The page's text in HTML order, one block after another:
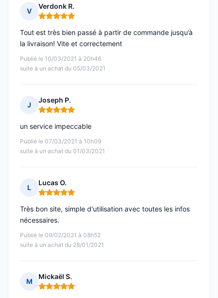
V
Verdonk R.
Note : 5 sur 5
Publié le 10/03/2021 à 20h46
suite à un achat du 05/03/2021
Tout est très bien passé à partir de commande jusqu’à
la livraison! Vite et correctement
J
Joseph P.
Note : 5 sur 5
Publié le 07/03/2021 à 10h09
suite à un achat du 01/03/2021
un service impeccable
L
Lucas O.
Note : 5 sur 5
Publié le 09/02/2021 à 08h52
suite à un achat du 28/01/2021
Très bon site, simple d'utilisation avec toutes les infos
nécessaires.
M
Mickaël S.
Note : 5 sur 5